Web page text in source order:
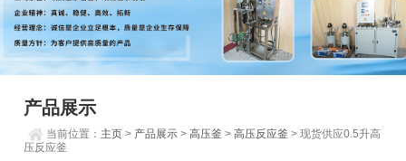
产品展示
当前位置： 主页 > 产品展示 >高压釜 >高压反应釜 > 现货供应0.5升高
压反应釜